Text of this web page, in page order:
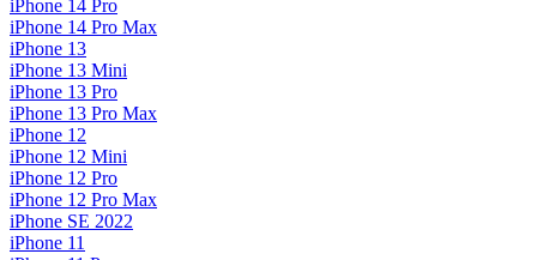
iPhone 14 Pro
iPhone 14 Pro Max
iPhone 13
iPhone 13 Mini
iPhone 13 Pro
iPhone 13 Pro Max
iPhone 12
iPhone 12 Mini
iPhone 12 Pro
iPhone 12 Pro Max
iPhone SE 2022
iPhone 11